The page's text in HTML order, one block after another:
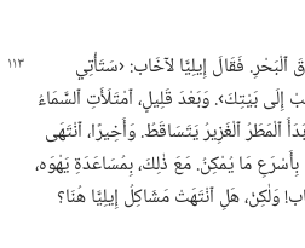
فَقَالَ إِيلِيَّا لآخَاب:‏ ‹سَتَأْتِي
بَيْتِكَ›.‏ وَبَعْدَ قَلِيلٍ،‏ ٱمْتَلَأَتِ ٱلسَّمَاءُ
ٱلْغَزِيرُ يَتَسَاقَطُ.‏ وَأَخِيرًا،‏ ٱنْتَهَى
مَا يُمْكِنُ.‏ مَعَ ذٰلِكَ،‏ بِمُسَاعَدَةِ يَهْوَه،‏
وَلٰكِنْ،‏ هَلِ ٱنْتَهَتْ مَشَاكِلُ إِيلِيَّا هُنَا؟‏